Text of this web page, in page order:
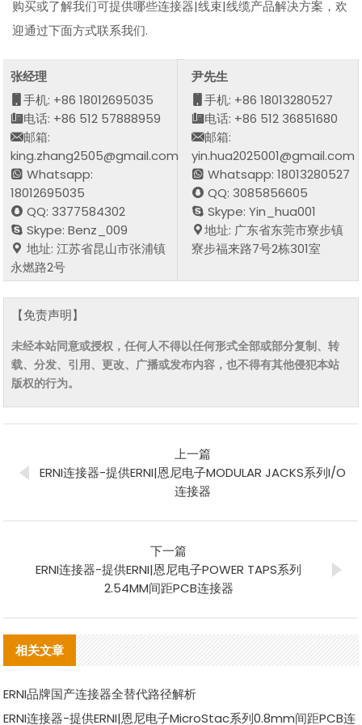
购买或了解我们可提供哪些连接器|线束|线缆产品解决方案，欢
迎通过下面方式联系我们.
张经理
手机: +86 18012695035
电话: +86 512 57888959
邮箱:
king.zhang2505@gmail.com
Whatsapp:
18012695035
QQ: 3377584302
Skype: Benz_009
地址: 江苏省昆山市张浦镇
永燃路2号
尹先生
手机: +86 18013280527
电话: +86 512 36851680
邮箱:
yin.hua2025001@gmail.com
Whatsapp: 18013280527
QQ: 3085856605
Skype: Yin_hua001
地址: 广东省东莞市寮步镇
寮步福来路7号2栋301室
【免责声明】
未经本站同意或授权，任何人不得以任何形式全部或部分复制、转
载、分发、引用、更改、广播或发布内容，也不得有其他侵犯本站
版权的行为。
上一篇
ERNI连接器-提供ERNI|恩尼电子MODULAR JACKS系列I/O
连接器
下一篇
ERNI连接器-提供ERNI|恩尼电子POWER TAPS系列
2.54MM间距PCB连接器
相关文章
ERNI品牌国产连接器全替代路径解析
ERNI连接器-提供ERNI|恩尼电子MicroStac系列0.8mm间距PCB连